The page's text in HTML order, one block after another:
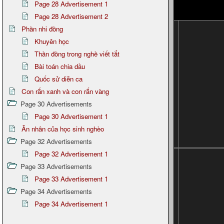
Page 28 Advertisement 1
Page 28 Advertisement 2
Phần nhi đồng
Khuyên học
Thần đồng trong nghề viết tắt
Bài toán chia dầu
Quốc sử diễn ca
Con rắn xanh và con rắn vàng
Page 30 Advertisements
Page 30 Advertisement 1
Ân nhân của học sinh nghèo
Page 32 Advertisements
Page 32 Advertisement 1
Page 33 Advertisements
Page 33 Advertisement 1
Page 34 Advertisements
Page 34 Advertisement 1